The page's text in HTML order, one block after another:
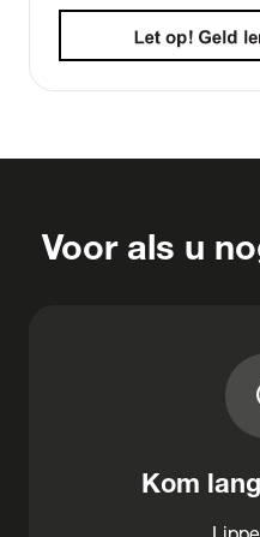
Voor als u
Kom